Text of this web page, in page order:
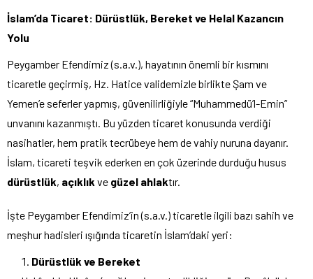
İslam’da Ticaret: Dürüstlük, Bereket ve Helal Kazancın
Yolu
Peygamber Efendimiz (s.a.v.), hayatının önemli bir kısmını
ticaretle geçirmiş, Hz. Hatice validemizle birlikte Şam ve
Yemen’e seferler yapmış, güvenilirliğiyle “Muhammedü’l-Emin”
unvanını kazanmıştı. Bu yüzden ticaret konusunda verdiği
nasihatler, hem pratik tecrübeye hem de vahiy nuruna dayanır.
İslam, ticareti teşvik ederken en çok üzerinde durduğu husus
dürüstlük, açıklık ve güzel ahlaktır.
İşte Peygamber Efendimiz’in (s.a.v.) ticaretle ilgili bazı sahih ve
meşhur hadisleri ışığında ticaretin İslam’daki yeri:
Dürüstlük ve Bereket